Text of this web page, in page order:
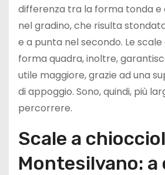
differenza tra la forma tonda e
nel gradino, che risulta
e a punta nel secondo. Le
forma quadra, inoltre,
utile maggiore, grazie ad una
di appoggio. Sono, quindi, più
percorrere.
Scale a
Montesilvano: a